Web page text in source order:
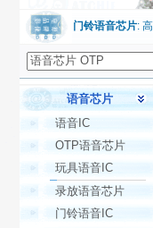
门铃语音芯片:
语音芯片
语音IC
OTP语音芯片
玩具语音IC
录放语音芯片
门铃语音IC